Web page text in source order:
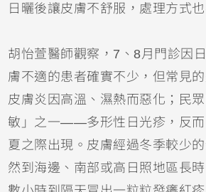
日曬後讓皮膚不舒服，處理方式也
胡怡萱醫師觀察，7、8月門診因
膚不適的患者確實不少，但常見
皮膚炎 因高溫、濕熱而惡化；民
敏」之一——多形性日光疹，反而
夏之際出現。皮膚經過冬季較少
然到海邊、南部或高日照地區長